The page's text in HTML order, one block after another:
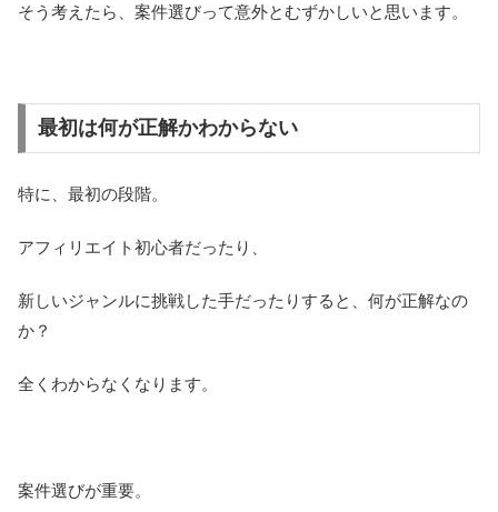
そう考えたら、案件選びって意外とむずかしいと思います。
最初は何が正解かわからない
特に、最初の段階。
アフィリエイト初心者だったり、
新しいジャンルに挑戦した手だったりすると、何が正解なの
か？
全くわからなくなります。
案件選びが重要。